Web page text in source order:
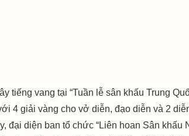
tiếng vang tại “Tuần lễ sân khấu Trung
4 giải vàng cho vở diễn, đạo diễn và 2
đại diện ban tổ chức “Liên hoan Sân khấu